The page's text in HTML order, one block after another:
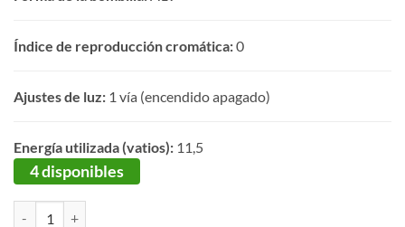
Índice de reproducción cromática:0
Ajustes de luz: 1 vía (encendido apagado)
Energía utilizada (vatios): 11,5
4 disponibles